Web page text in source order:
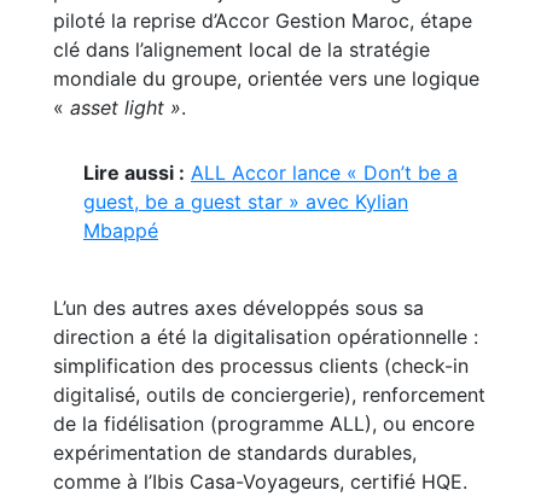
piloté la reprise d’Accor Gestion Maroc, étape
clé dans l’alignement local de la stratégie
mondiale du groupe, orientée vers une logique
« asset light ».
Lire aussi : ALL Accor lance « Don’t be a
guest, be a guest star » avec Kylian
Mbappé
L’un des autres axes développés sous sa
direction a été la digitalisation opérationnelle :
simplification des processus clients (check-in
digitalisé, outils de conciergerie), renforcement
de la fidélisation (programme ALL), ou encore
expérimentation de standards durables,
comme à l’Ibis Casa-Voyageurs, certifié HQE.